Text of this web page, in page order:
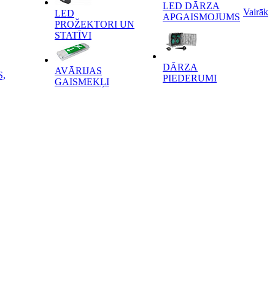
LED
PROŽEKTORI UN
STATĪVI
AVĀRIJAS
GAISMEKĻI
LED DĀRZA
APGAISMOJUMS
DĀRZA
PIEDERUMI
Vairāk